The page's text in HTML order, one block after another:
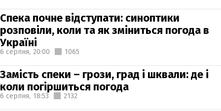
Спека почне відступати: синоптики
розповіли, коли та як зміниться погода в
Україні
6 серпня, 20:00 1065
Замість спеки – грози, град і шквали: де і
коли погіршиться погода
6 серпня, 18:53 2132